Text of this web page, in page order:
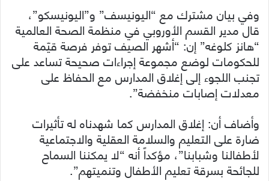
وفي بيان مشترك مع “اليونيسف” و”اليونيسكو”،
قال مدير القسم الأوروبي في منظمة الصحة العالمية
“هانز كلوغه” إن: “أشهر الصيف توفر فرصة قيّمة
للحكومات لوضع مجموعة إجراءات صحيحة تساعد على
تجنب اللجوء إلى إغلاق المدارس مع الحفاظ على
معدلات إصابات منخفضة”.
وأضاف أن: إغلاق المدارس كما شهدناه له تأثيرات
ضارة على التعليم والسلامة العقلية والاجتماعية
لأطفالنا وشبابنا”، مؤكداً أنه “لا يمكننا السماح
للجائحة بسرقة تعليم الأطفال وتنميتهم”.